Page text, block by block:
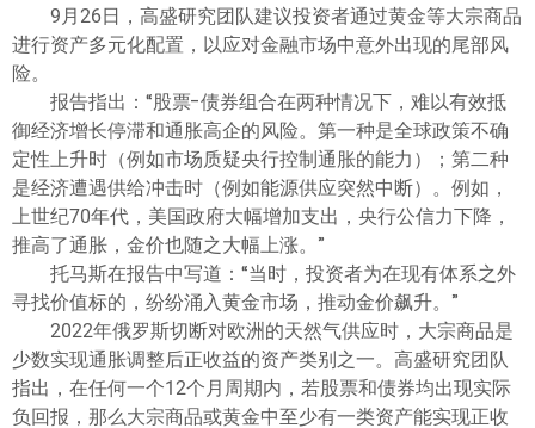
9月26日，高盛研究团队建议投资者通过黄金等大宗商品
进行资产多元化配置，以应对金融市场中意外出现的尾部风
险。
报告指出：“股票-债券组合在两种情况下，难以有效抵
御经济增长停滞和通胀高企的风险。第一种是全球政策不确
定性上升时（例如市场质疑央行控制通胀的能力）；第二种
是经济遭遇供给冲击时（例如能源供应突然中断）。例如，
上世纪70年代，美国政府大幅增加支出，央行公信力下降，
推高了通胀，金价也随之大幅上涨。”
托马斯在报告中写道：“当时，投资者为在现有体系之外
寻找价值标的，纷纷涌入黄金市场，推动金价飙升。”
2022年俄罗斯切断对欧洲的天然气供应时，大宗商品是
少数实现通胀调整后正收益的资产类别之一。高盛研究团队
指出，在任何一个12个月周期内，若股票和债券均出现实际
负回报，那么大宗商品或黄金中至少有一类资产能实现正收